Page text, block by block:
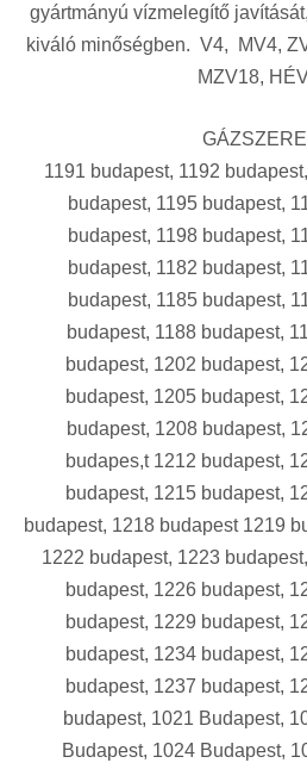
gyártmányú vízmelegítő
kiváló minőségben. V4, MV4,
MZV18,
1191 budapest, 1192
budapest, 1195 budapest,
budapest, 1198 budapest,
budapest, 1182 budapest,
budapest, 1185 budapest,
budapest, 1188 budapest,
budapest, 1202 budapest,
budapest, 1205 budapest,
budapest, 1208 budapest,
budapes,t 1212 budapest,
budapest, 1215 budapest,
budapest, 1218 budapest 1219
1222 budapest, 1223
budapest, 1226 budapest,
budapest, 1229 budapest,
budapest, 1234 budapest,
budapest, 1237 budapest,
budapest, 1021 Budapest,
Budapest, 1024 Budapest,